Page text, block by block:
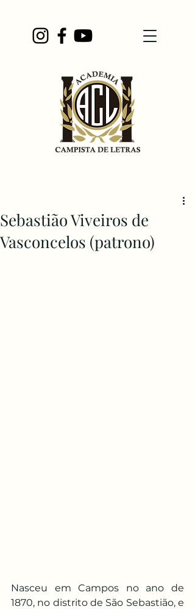
Sebastião Viveiros de
Vasconcelos (patrono)
Nasceu em Campos no ano de
1870, no distrito de São Sebastião, e